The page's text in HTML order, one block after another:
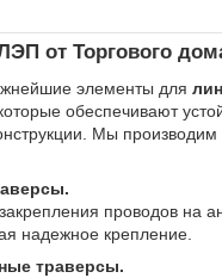
от Торгового
элементы для
которые обеспечивают
Мы производим
проводов на
надежное крепление.
траверсы.